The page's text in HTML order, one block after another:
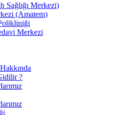
Sağlığı Merkezi)
(Amatem)
Merkezi
?